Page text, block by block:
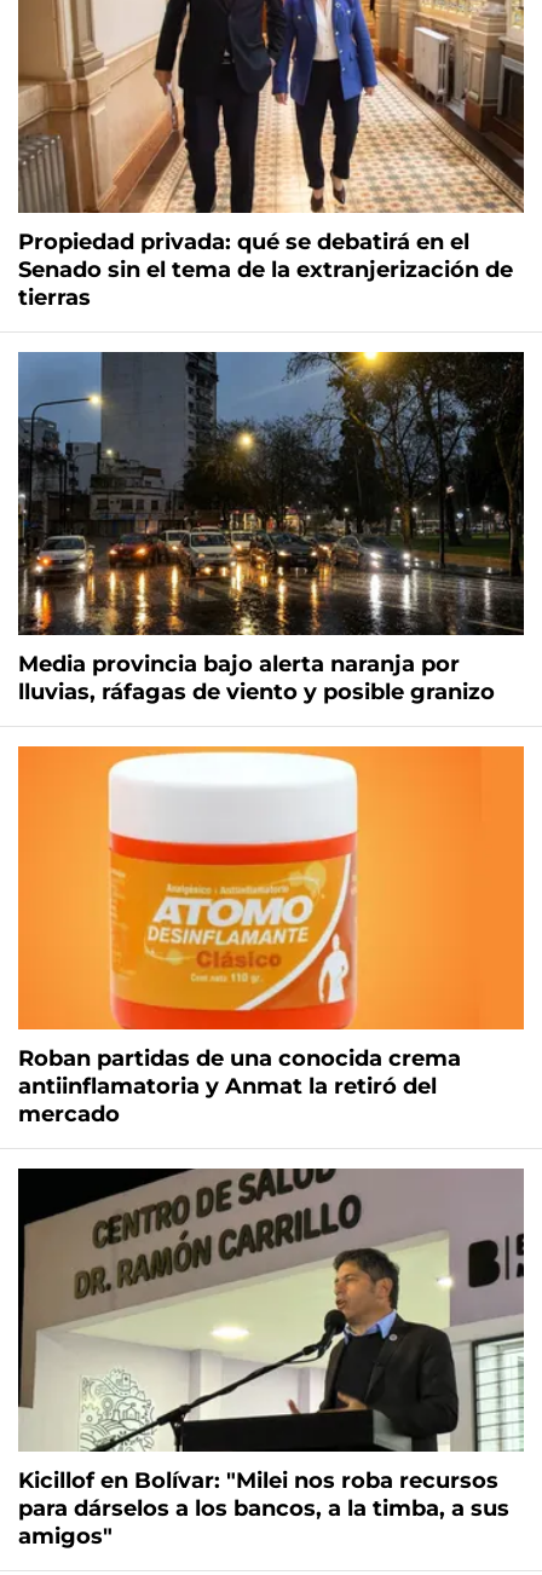
Propiedad privada: qué se debatirá en el
Senado sin el tema de la extranjerización de
tierras
Media provincia bajo alerta naranja por
lluvias, ráfagas de viento y posible granizo
Roban partidas de una conocida crema
antiinflamatoria y Anmat la retiró del
mercado
Kicillof en Bolívar: "Milei nos roba recursos
para dárselos a los bancos, a la timba, a sus
amigos"